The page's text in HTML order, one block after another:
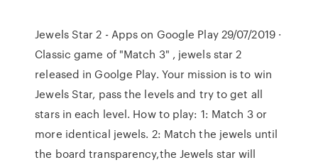
Jewels Star 2 - Apps on Google Play 29/07/2019 ·
Classic game of "Match 3" , jewels star 2
released in Goolge Play. Your mission is to win
Jewels Star, pass the levels and try to get all
stars in each level. How to play: 1: Match 3 or
more identical jewels. 2: Match the jewels until
the board transparency,the Jewels star will